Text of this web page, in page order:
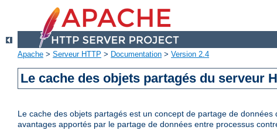
Apache > Serveur HTTP > Documentation > Version 2.4
Le cache des objets partagés du serveur
Le cache des objets partagés est un concept de partage de
avantages apportés par le partage de données entre processus